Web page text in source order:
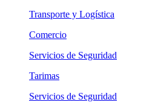
Transporte y Logística
Comercio
Servicios de Seguridad
Tarimas
Servicios de Seguridad